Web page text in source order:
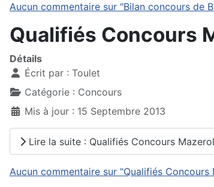
Aucun commentaire sur "Bilan concours de
Qualifiés Concours
Détails
Écrit par : Toulet
Catégorie : Concours
Mis à jour : 15 Septembre 2013
Lire la suite : Qualifiés Concours
Aucun commentaire sur "Qualifiés Concours